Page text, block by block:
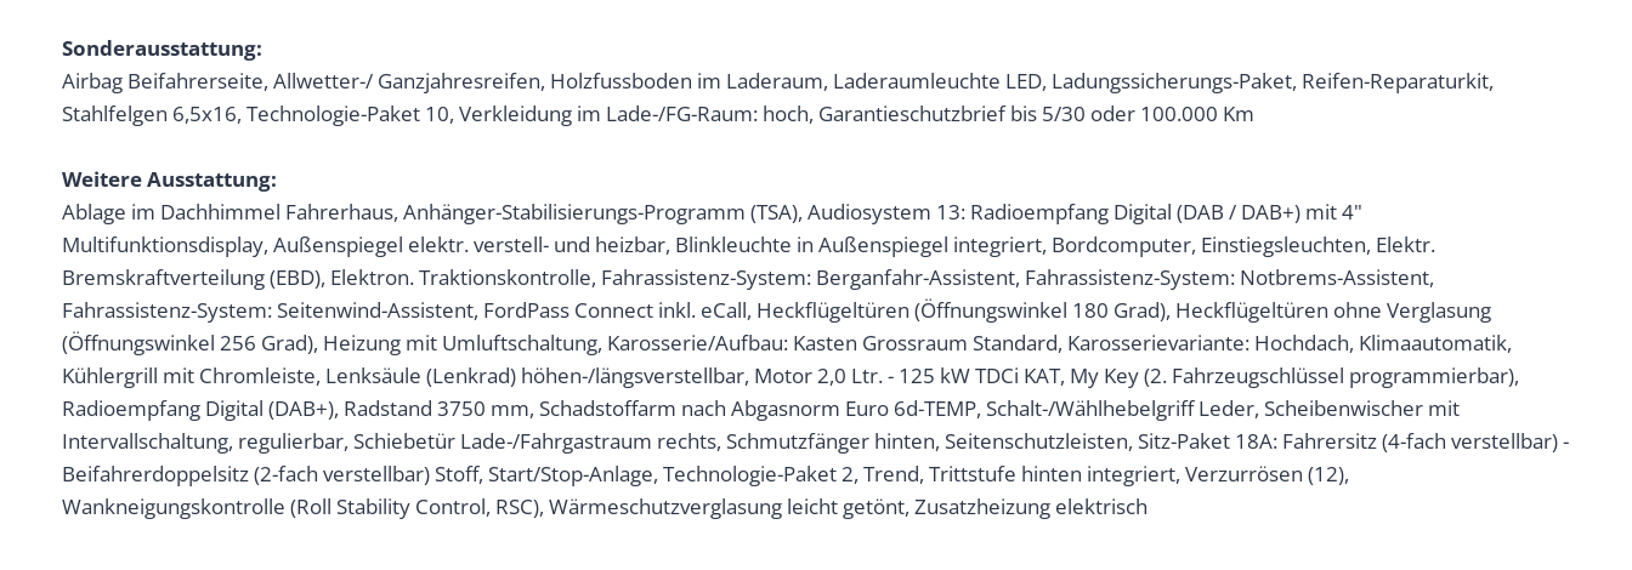
Sonderausstattung:
Airbag Beifahrerseite, Allwetter-/ Ganzjahresreifen, Holzfussboden im Laderaum, Laderaumleuchte LED, Ladungssicherungs-Paket, Reifen-Reparaturkit,
Stahlfelgen 6,5x16, Technologie-Paket 10, Verkleidung im Lade-/FG-Raum: hoch, Garantieschutzbrief bis 5/30 oder 100.000 Km
Weitere Ausstattung:
Ablage im Dachhimmel Fahrerhaus, Anhänger-Stabilisierungs-Programm (TSA), Audiosystem 13: Radioempfang Digital (DAB / DAB+) mit 4"
Multifunktionsdisplay, Außenspiegel elektr. verstell- und heizbar, Blinkleuchte in Außenspiegel integriert, Bordcomputer, Einstiegsleuchten, Elektr.
Bremskraftverteilung (EBD), Elektron. Traktionskontrolle, Fahrassistenz-System: Berganfahr-Assistent, Fahrassistenz-System: Notbrems-Assistent,
Fahrassistenz-System: Seitenwind-Assistent, FordPass Connect inkl. eCall, Heckflügeltüren (Öffnungswinkel 180 Grad), Heckflügeltüren ohne Verglasung
(Öffnungswinkel 256 Grad), Heizung mit Umluftschaltung, Karosserie/Aufbau: Kasten Grossraum Standard, Karosserievariante: Hochdach, Klimaautomatik,
Kühlergrill mit Chromleiste, Lenksäule (Lenkrad) höhen-/längsverstellbar, Motor 2,0 Ltr. - 125 kW TDCi KAT, My Key (2. Fahrzeugschlüssel programmierbar),
Radioempfang Digital (DAB+), Radstand 3750 mm, Schadstoffarm nach Abgasnorm Euro 6d-TEMP, Schalt-/Wählhebelgriff Leder, Scheibenwischer mit
Intervallschaltung, regulierbar, Schiebetür Lade-/Fahrgastraum rechts, Schmutzfänger hinten, Seitenschutzleisten, Sitz-Paket 18A: Fahrersitz (4-fach verstellbar) -
Beifahrerdoppelsitz (2-fach verstellbar) Stoff, Start/Stop-Anlage, Technologie-Paket 2, Trend, Trittstufe hinten integriert, Verzurrösen (12),
Wankneigungskontrolle (Roll Stability Control, RSC), Wärmeschutzverglasung leicht getönt, Zusatzheizung elektrisch